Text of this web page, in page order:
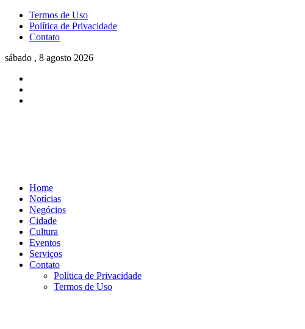
Termos de Uso
Política de Privacidade
Contato
sábado , 8 agosto 2026
Home
Notícias
Negócios
Cidade
Cultura
Eventos
Serviços
Contato
Política de Privacidade
Termos de Uso